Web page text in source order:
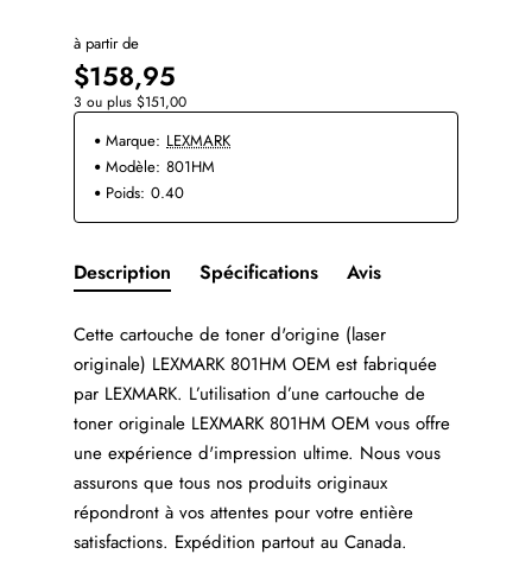
à partir de
$158,95
3 ou plus $151,00
Marque: LEXMARK
Modèle: 801HM
Poids: 0.40
Description Spécifications Avis
Cette cartouche de toner d'origine (laser
originale) LEXMARK 801HM OEM est fabriquée
par LEXMARK. L’utilisation d’une cartouche de
toner originale LEXMARK 801HM OEM vous offre
une expérience d'impression ultime. Nous vous
assurons que tous nos produits originaux
répondront à vos attentes pour votre entière
satisfactions. Expédition partout au Canada.